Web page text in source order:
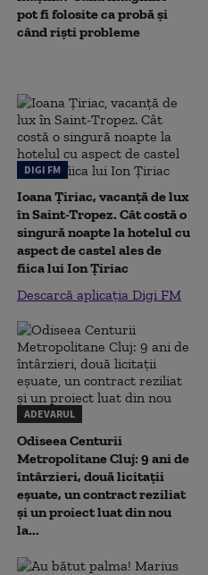
pot fi folosite ca probă și
când riști probleme
DIGI FM
Ioana Țiriac, vacanță de lux
în Saint-Tropez. Cât costă o
singură noapte la hotelul cu
aspect de castel ales de
fiica lui Ion Țiriac
Descarcă aplicația Digi FM
ADEVARUL
Odiseea Centurii
Metropolitane Cluj: 9 ani de
întârzieri, două licitații
eșuate, un contract reziliat
și un proiect luat din nou
la...